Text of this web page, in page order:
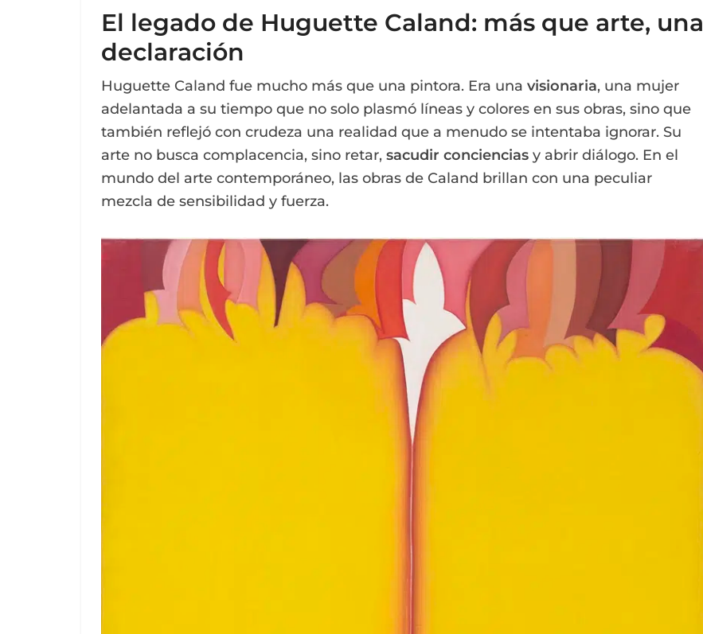
El legado de Huguette Caland: más que arte, una
declaración
Huguette Caland fue mucho más que una pintora. Era una visionaria, una mujer
adelantada a su tiempo que no solo plasmó líneas y colores en sus obras, sino que
también reflejó con crudeza una realidad que a menudo se intentaba ignorar. Su
arte no busca complacencia, sino retar, sacudir conciencias y abrir diálogo. En el
mundo del arte contemporáneo, las obras de Caland brillan con una peculiar
mezcla de sensibilidad y fuerza.